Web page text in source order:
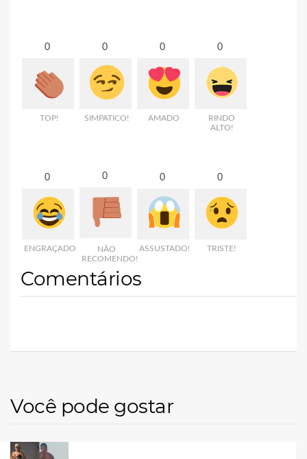
0
TOP!
0
SIMPATICO!
0
AMADO
0
RINDO
ALTO!
0
ENGRAÇADO
0
NÃO
RECOMENDO!
0
ASSUSTADO!
0
TRISTE!
Comentários
Você pode gostar